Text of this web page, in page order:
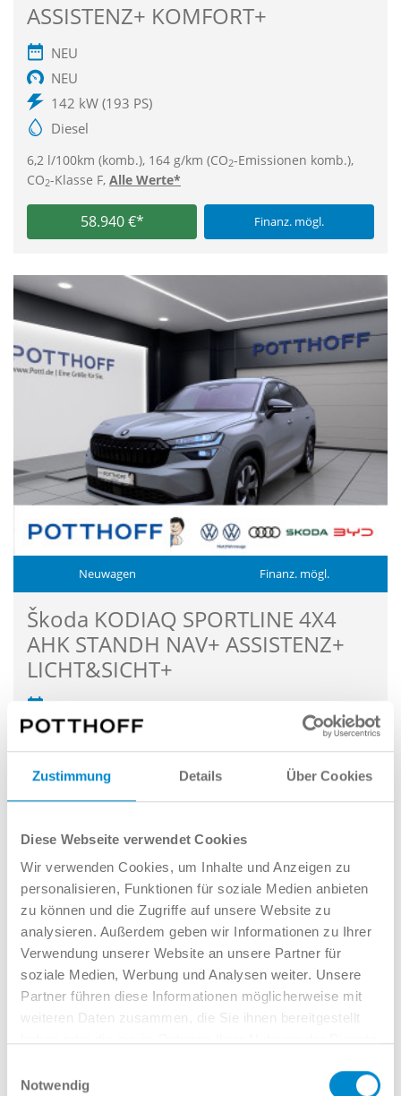
Zustimmung Details Über Cookies
Diese Webseite verwendet Cookies
Wir verwenden Cookies, um Inhalte und Anzeigen zu
personalisieren, Funktionen für soziale Medien anbieten
zu können und die Zugriffe auf unsere Website zu
analysieren. Außerdem geben wir Informationen zu Ihrer
Verwendung unserer Website an unsere Partner für
soziale Medien, Werbung und Analysen weiter. Unsere
Partner führen diese Informationen möglicherweise mit
weiteren Daten zusammen, die Sie ihnen bereitgestellt
Notwendig
ASSISTENZ+ KOMFORT+
NEU
NEU
142 kW (193 PS)
Diesel
6,2 l/100km (komb.), 164 g/km (CO2-Emissionen komb.),
CO2-Klasse F, Alle Werte*
58.940 €* Finanz. mögl.
Neuwagen Finanz. mögl.
Škoda KODIAQ SPORTLINE 4X4
AHK STANDH NAV+ ASSISTENZ+
LICHT&SICHT+
NEU
142 kW (193 PS)
Diesel
CO2-Klasse F,Alle Werte*
56.940 €* Finanz. mögl.